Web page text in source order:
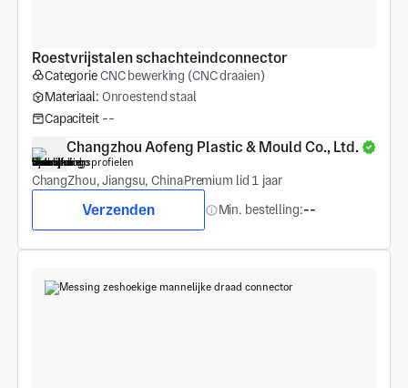
Roestvrijstalen schachteindconnector
CategorieCNC bewerking (CNC draaien)
Materiaal: Onroestend staal
Capaciteit --
Changzhou Aofeng Plastic & Mould Co., Ltd.
ChangZhou, Jiangsu, ChinaPremium lid 1 jaar
Verzenden Min. bestelling:--